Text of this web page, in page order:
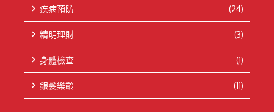
疾病預防 (24)
精明理財 (3)
身體檢查 (1)
銀髮樂齡 (11)